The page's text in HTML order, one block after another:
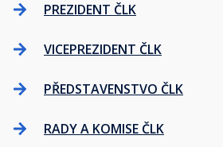
PREZIDENT ČLK
VICEPREZIDENT ČLK
PŘEDSTAVENSTVO ČLK
RADY A KOMISE ČLK